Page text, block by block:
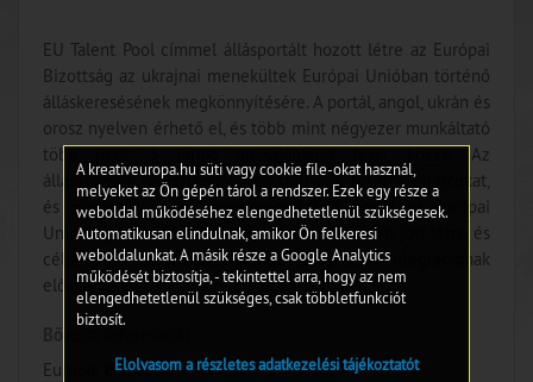
EU Talent Pool címmel állásportált hozott létre az Európai
Bizottság az ukrajnai menekültek Európai Unióban történő
álláskeresésének megkönnyítésére. A portál, angol, ukrán és
orosz nyelven érhető el, és több mint négyezer munkáltató
több mint 3 millió állásajánlatát teszi közzé. Az
álláskeresők regisztráció után tölthetik fel önéletrajzukat,
és oszthatják meg képzettségeiket. A portál az Európai
Unió Migrációs és Menedékpaktuma részeként jött létre, és
célja a menekültek munkaerőpiaci integrációnak
elősegítése.
Bővebb információ:
Európai Bizottság ;
A kreativeuropa.hu süti vagy cookie file-okat használ,
melyeket az Ön gépén tárol a rendszer. Ezek egy része a
weboldal működéséhez elengedhetetlenül szükségesek.
Automatikusan elindulnak, amikor Ön felkeresi
weboldalunkat. A másik része a Google Analytics
működését biztosítja, - tekintettel arra, hogy az nem
elengedhetetlenül szükséges, csak többletfunkciót
biztosít.
Elolvasom a részletes adatkezelési tájékoztatót